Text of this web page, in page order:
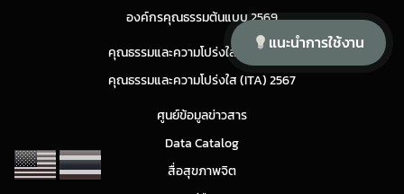
องค์กรคุณธรรมต้นแบบ 2569
คุณธรรมและความโปร่งใส (ITA) 2568
คุณธรรมและความโปร่งใส (ITA) 2567
ศูนย์ข้อมูลข่าวสาร
Data Catalog
สื่อสุขภาพจิต
แนะนำการใช้งาน